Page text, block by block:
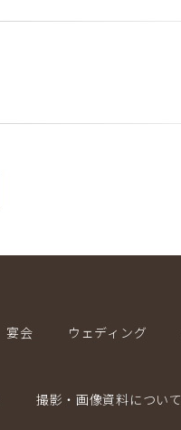
宴会 ウェディング
撮影・画像資料について